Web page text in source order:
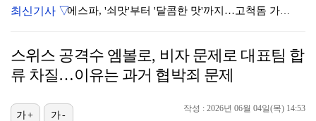
에스파, '쇠맛'부터 '달콤한 맛'까지…고척돔 가득 채…
에스파, 고척돔 입성…공연 시작 40분 만에 첫 인사 …
에스파 고척돔 공연에 반가운 얼굴…아이들 미연·트와이스…
최신기사 ▽
스위스 공격수 엠볼로, 비자 문제로 대표팀 합
류 차질…이유는 과거 협박죄 문제
작성 : 2026년 06월 04일(목) 14:53
가+ 가-